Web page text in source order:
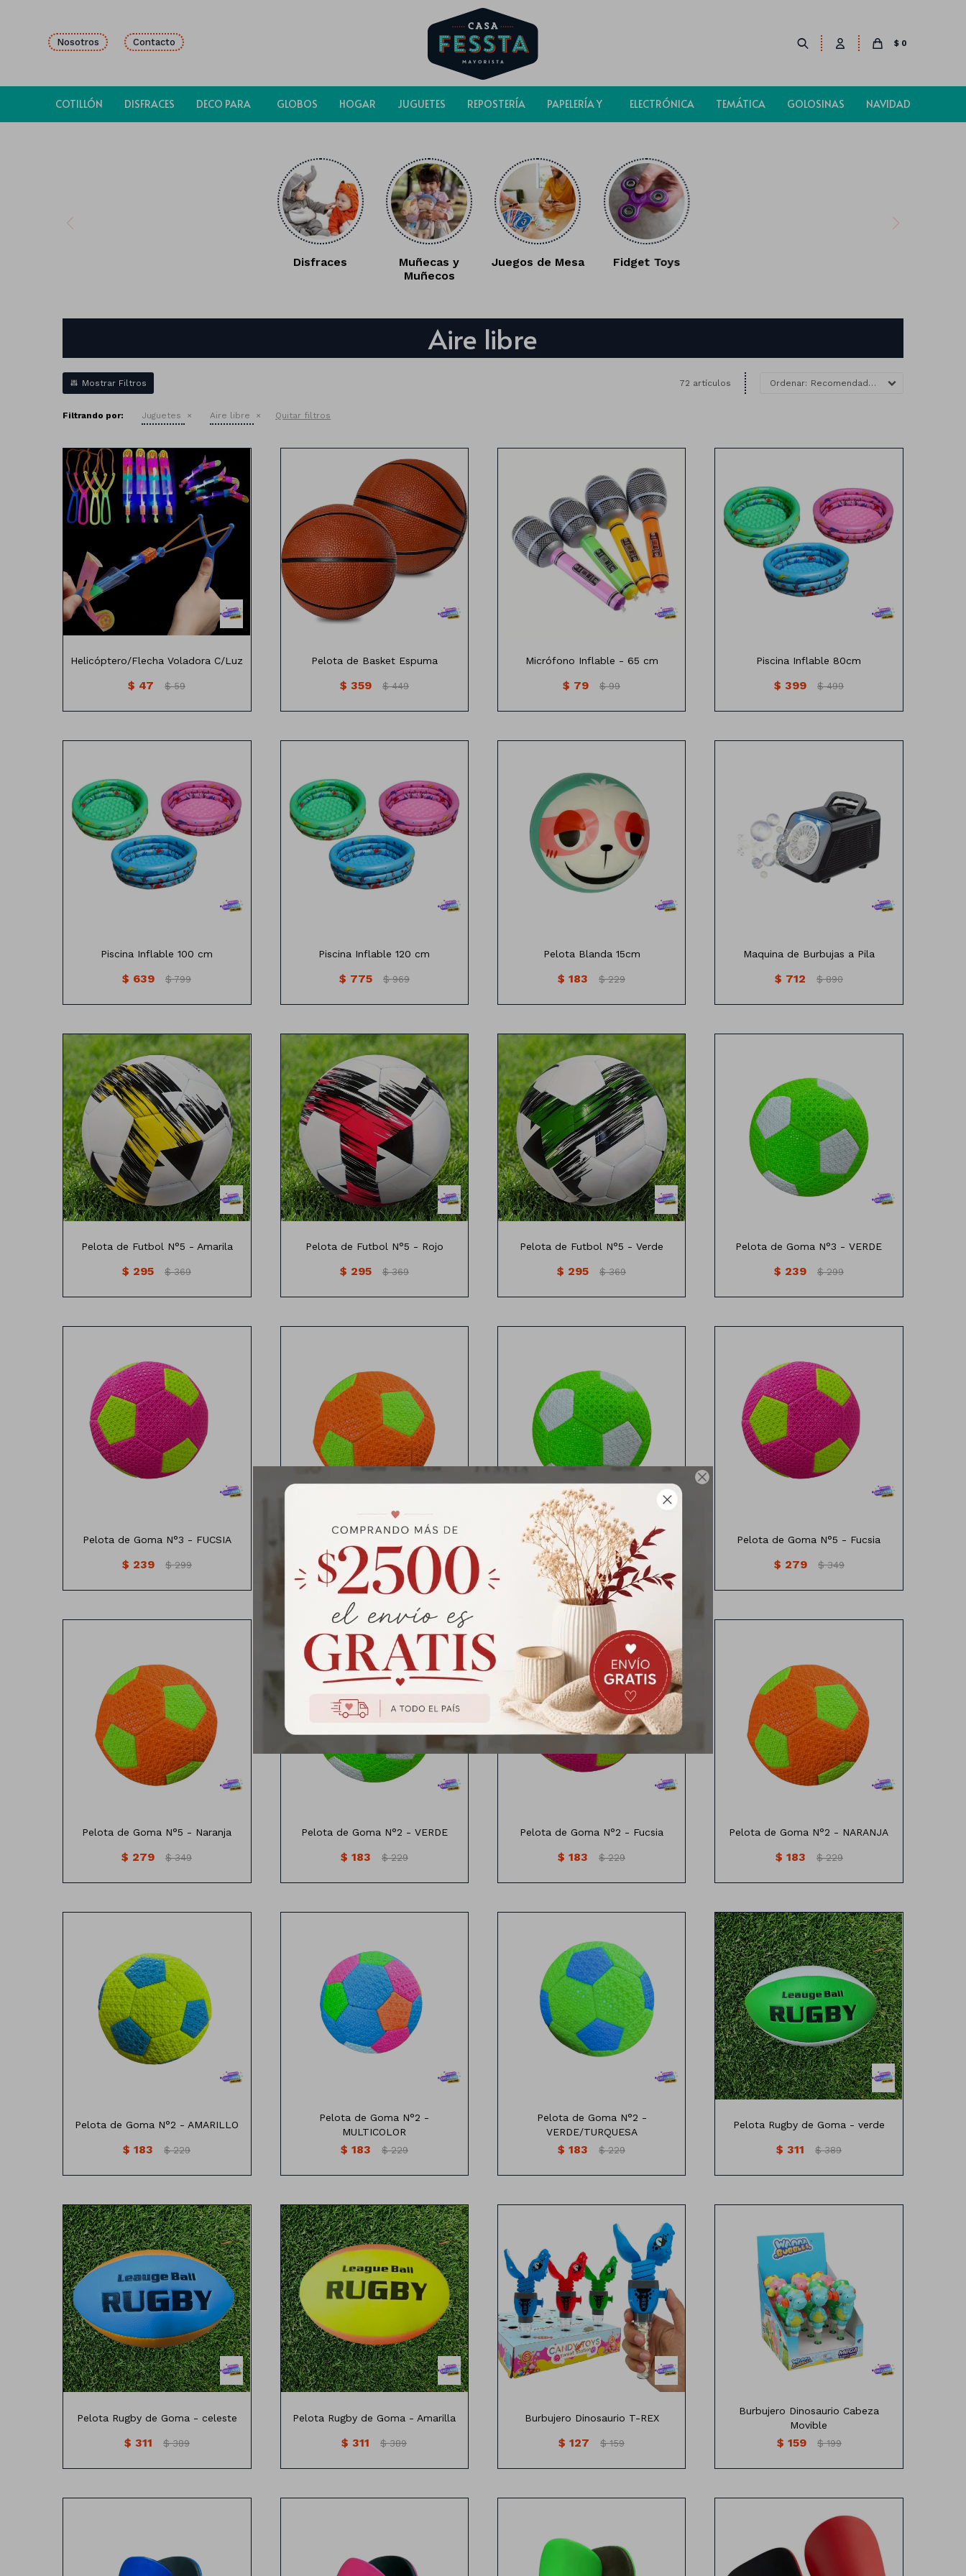

COTILLÓN DISFRACES DECO PARA GLOBOS HOGAR JUGUETES REPOSTERÍA PAPELERÍA Y ELECTRÓNICA TEMÁTICA GOLOSINAS NAVIDAD
$ 0
Nosotros Contacto
Disfraces
Muñecas y
Muñecos
Juegos de Mesa Fidget Toys
Aire libre
72 artículos Recomendados
Filtrando por: Juguetes Aire libre Quitar filtros
Helicóptero/Flecha Voladora C/Luz
$ 47 $ 59
18 cm de diametro
Pelota de Basket Espuma
$ 359 $ 449
Microfono inflable
Micrófono Inflable - 65 cm
$ 79 $ 99
80cm de diámetro
Piscina Inflable 80cm
$ 399 $ 499
100 cm de diámetro
Piscina Inflable 100 cm
$ 639 $ 799
120 cm de diámetro
Piscina Inflable 120 cm
$ 775 $ 969
Pelota Blanda 15cm
$ 183 $ 229
funciona a pila 6 x AA
Maquina de Burbujas a Pila
$ 712 $ 890
Pelota de Futbol N°5 - Amarila
$ 295 $ 369
Pelota de Futbol N°5 - Rojo
$ 295 $ 369
Pelota de Futbol N°5 - Verde
$ 295 $ 369
18 CM
Pelota de Goma N°3 - VERDE
$ 239 $ 299
18 CM
Pelota de Goma N°3 - FUCSIA
$ 239 $ 299
18 CM
$ 239 $ 299
22cm
Pelota de Goma N°5 - Verde
$ 279 $ 349
22cm
Pelota de Goma N°5 - Fucsia
$ 279 $ 349
22cm
Pelota de Goma N°5 - Naranja
$ 279 $ 349
15cm
Pelota de Goma N°2 - VERDE
$ 183 $ 229
15cm
Pelota de Goma N°2 - Fucsia
$ 183 $ 229
15cm
Pelota de Goma N°2 - NARANJA
$ 183 $ 229
15cm
Pelota de Goma N°2 - AMARILLO
$ 183 $ 229
15cm
Pelota de Goma N°2 -
MULTICOLOR
$ 183 $ 229
15cm
Pelota de Goma N°2 -
VERDE/TURQUESA
$ 183 $ 229
28cm x15 cm
Pelota Rugby de Goma - verde
$ 311 $ 389
28cm x15 cm
Pelota Rugby de Goma - celeste
$ 311 $ 389
28cm x15 cm
Pelota Rugby de Goma - Amarilla
$ 311 $ 389
Burbujero Dinosaurio T-REX
$ 127 $ 159
Burbujero Dinosaurio Cabeza
Movible
$ 159 $ 199